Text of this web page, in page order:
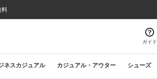
料
ガイド
ネスカジュアル カジュアル・アウター シューズ